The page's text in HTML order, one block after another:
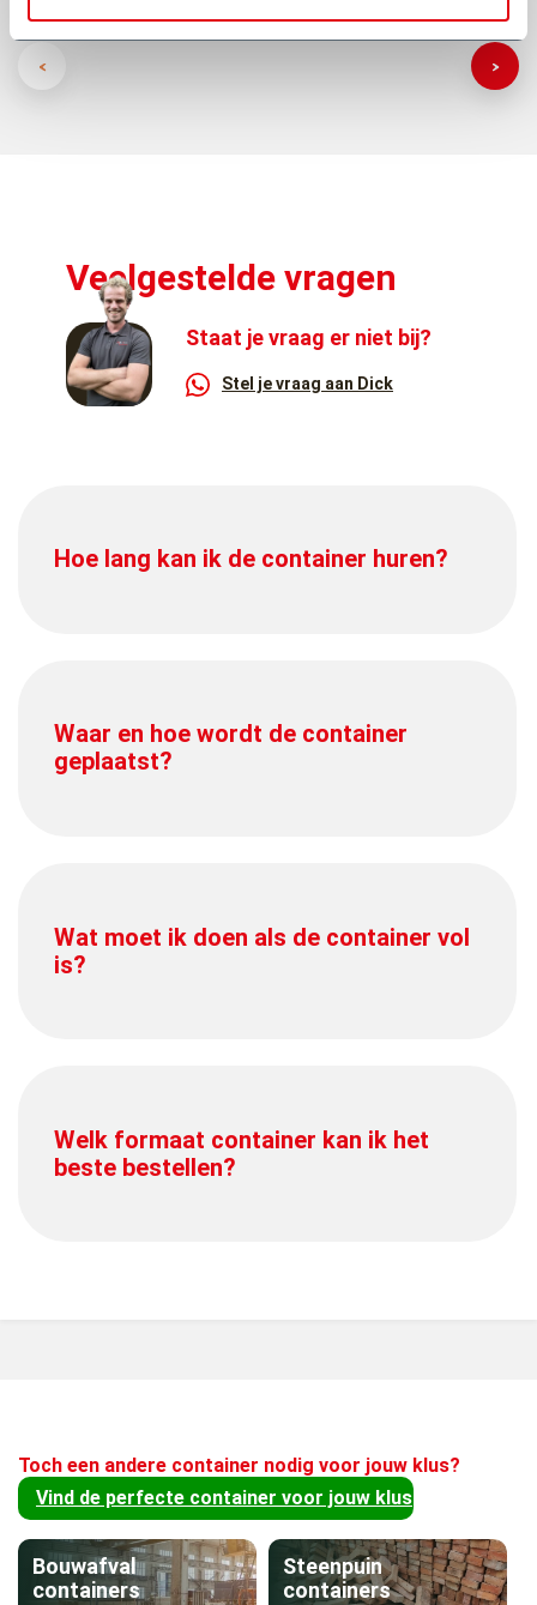
Veelgestelde vragen
Staat je vraag er niet bij?
Stel je vraag aan Dick
Hoe lang kan ik de container huren?
Waar en hoe wordt de container
geplaatst?
Wat moet ik doen als de container vol
is?
Welk formaat container kan ik het
beste bestellen?
Toch een andere container nodig voor jouw klus?
Vind de perfecte container voor jouw klus
Bouwafval
containers
Steenpuin
containers